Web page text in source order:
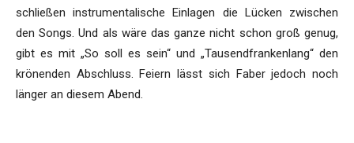
schließen instrumentalische Einlagen die Lücken zwischen
den Songs. Und als wäre das ganze nicht schon groß genug,
gibt es mit „So soll es sein“ und „Tausendfrankenlang“ den
krönenden Abschluss. Feiern lässt sich Faber jedoch noch
länger an diesem Abend.